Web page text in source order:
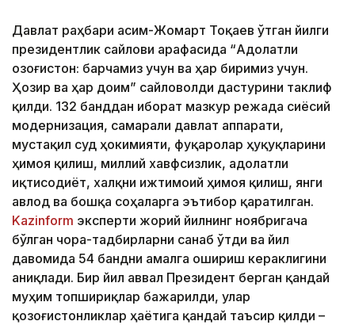
Давлат раҳбари Қасим-Жомарт Тоқаев ўтган йилги
президентлик сайлови арафасида “Адолатли
Қозоғистон: барчамиз учун ва ҳар биримиз учун.
Ҳозир ва ҳар доим” сайловолди дастурини таклиф
қилди. 132 банддан иборат мазкур режада сиёсий
модернизация, самарали давлат аппарати,
мустақил суд ҳокимияти, фуқаролар ҳуқуқларини
ҳимоя қилиш, миллий хавфсизлик, адолатли
иқтисодиёт, халқни ижтимоий ҳимоя қилиш, янги
авлод ва бошқа соҳаларга эътибор қаратилган.
Kazinform эксперти жорий йилнинг ноябригача
бўлган чора-тадбирларни санаб ўтди ва йил
давомида 54 бандни амалга ошириш кераклигини
аниқлади. Бир йил аввал Президент берган қандай
муҳим топшириқлар бажарилди, улар
қозоғистонликлар ҳаётига қандай таъсир қилди –